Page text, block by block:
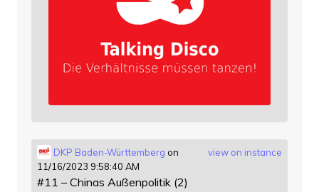
view on instance
DKP Baden-Württemberg on
11/16/2023 9:58:40 AM
#11 – Chinas Außenpolitik (2)